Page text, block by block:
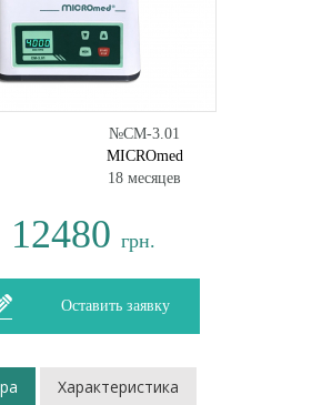
№СМ-3.01
MICROmed
18 месяцев
12480 грн.
Оставить заявку
Характеристика